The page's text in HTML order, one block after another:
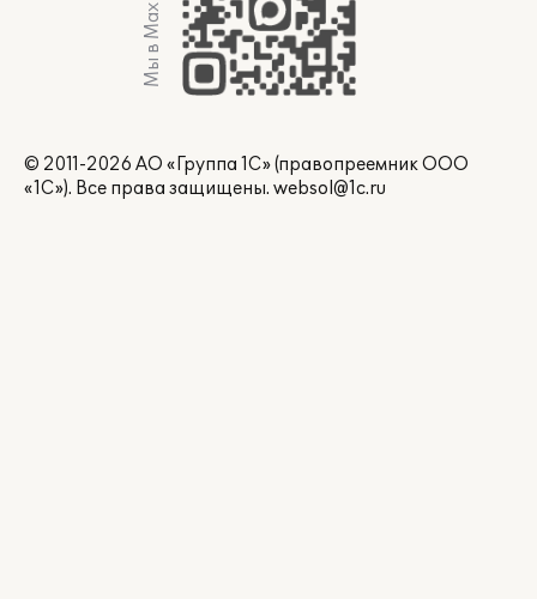
Мы в Max
© 2011-2026 АО «Группа 1С» (правопреемник ООО
«1С»). Все права защищены. websol@1c.ru